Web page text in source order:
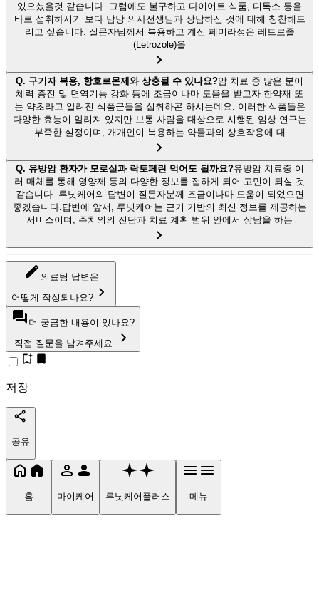
있으셨을것 같습니다. 그럼에도 불구하고 다이어트 식품, 디톡스 등을
바로 섭취하시기 보다 담당 의사선생님과 상담하신 것에 대해 칭찬해드
리고 싶습니다. 질문자님께서 복용하고 계신 페미라정은 레트로졸
(Letrozole)을
Q. 구기자 복용, 항호르몬제와 상충될 수 있나요?암 치료 중 많은 분이
체력 증진 및 면역기능 강화 등에 조금이나마 도움을 받고자 한약재 또
는 약초라고 알려진 식품군들을 섭취하곤 하시는데요. 이러한 식품들은
다양한 효능이 알려져 있지만 보통 사람을 대상으로 시행된 임상 연구는
부족한 실정이며, 개개인이 복용하는 약들과의 상호작용에 대
Q. 유방암 환자가 모로실과 락토페린 먹어도 될까요?유방암 치료중 여
러 매체를 통해 영양제 등의 다양한 정보를 접하게 되어 고민이 되실 것
같습니다. 루닛케어의 답변이 질문자분께 조금이나마 도움이 되었으면
좋겠습니다.답변에 앞서, 루닛케어는 근거 기반의 최신 정보를 제공하는
서비스이며, 주치의의 진단과 치료 계획 범위 안에서 상담을 하는
의료팀 답변은
어떻게 작성되나요?
더 궁금한 내용이 있나요?
직접 질문을 남겨주세요.
저장
공유
홈 마이케어 루닛케어플러스 메뉴